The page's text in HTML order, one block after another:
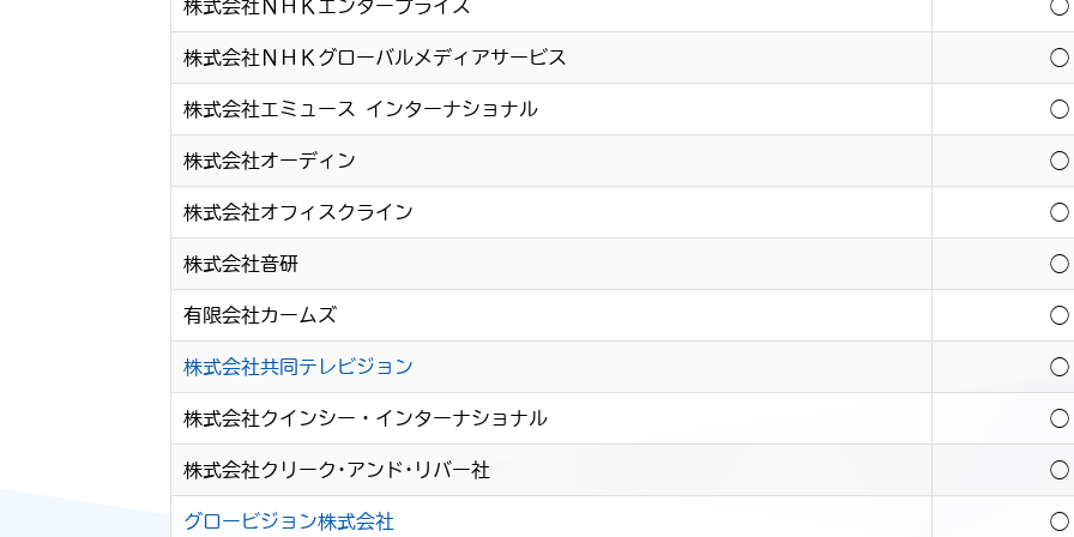
株式会社ＮＨＫエンタープライズ ◯
株式会社ＮＨＫグローバルメディアサービス ◯
株式会社エミュース インターナショナル ◯
株式会社オーディン ◯
株式会社オフィスクライン ◯
株式会社音研 ◯
有限会社カームズ ◯
株式会社共同テレビジョン ◯
株式会社クインシー・インターナショナル ◯
株式会社クリーク･アンド･リバー社 ◯
グロービジョン株式会社 ◯